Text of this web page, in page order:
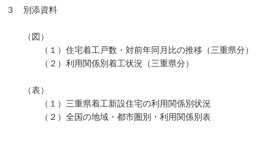
３ 別添資料
（図）
（１）住宅着工戸数・対前年同月比の推移（三重県分）
（２）利用関係別着工状況（三重県分）
（表）
（１）三重県着工新設住宅の利用関係別状況
（２）全国の地域・都市圏別・利用関係別表